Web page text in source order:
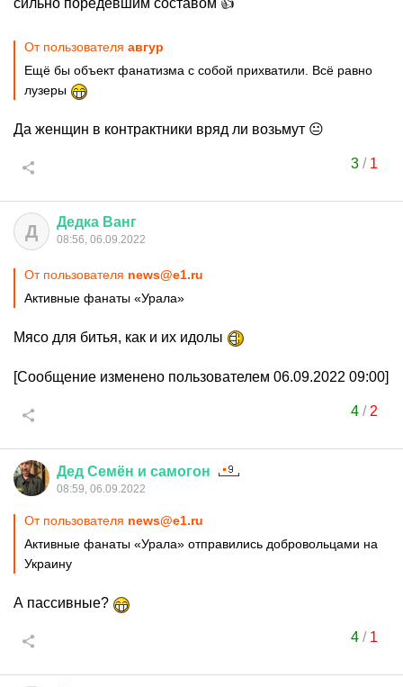
сильно поредевшим составом 👍
От пользователя авгуp
Ещё бы объект фанатизма с собой прихватили. Всё равно
лузеры
Да женщин в контрактники вряд ли возьмут 😐
3/ 1
Д Дедка Ванг
08:56, 06.09.2022
От пользователя news@e1.ru
Активные фанаты «Урала»
Мясо для битья, как и их идолы
[Сообщение изменено пользователем 06.09.2022 09:00]
4/ 2
Дед Семён и самогон
08:59, 06.09.2022
От пользователя news@e1.ru
Активные фанаты «Урала» отправились добровольцами на
Украину
А пассивные?
4/ 1